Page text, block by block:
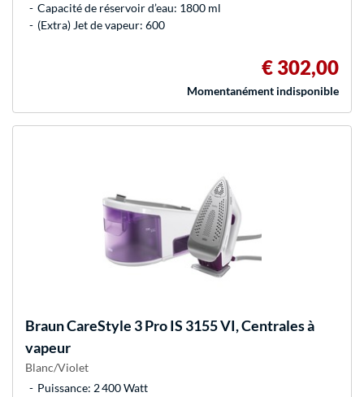
Capacité de réservoir d’eau: 1800 ml
(Extra) Jet de vapeur: 600
€ 302,00
Momentanément indisponible
BraunCareStyle 3 Pro IS 3155 VI, Centrales à
vapeur
Blanc/Violet
Puissance: 2 400 Watt